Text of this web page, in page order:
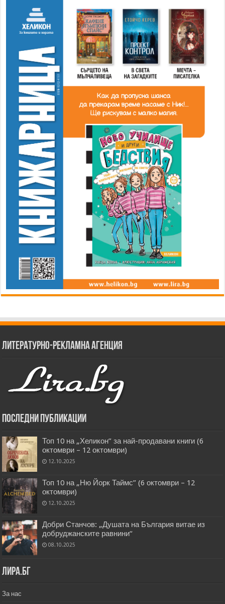
Литературно-рекламна агенция
Последни публикации
Топ 10 на „Хеликон” за най-продавани книги (6
октомври – 12 октомври)
12.10.2025
Топ 10 на „Ню Йорк Таймс” (6 октомври – 12
октомври)
12.10.2025
Добри Станчов: „Душата на България витае из
добруджанските равнини“
08.10.2025
Лира.бг
За нас